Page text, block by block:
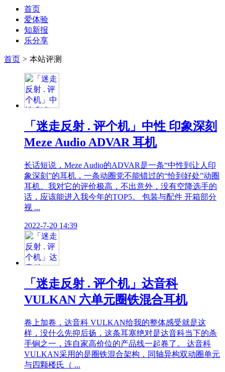
首页
爱体验
知新报
乐分享
首页 > 本站评测
「迷走反射 . 评个机」中性 印象深刻
Meze Audio ADVAR 耳机
长话短说，Meze Audio的ADVAR是一条“中性到让人印
象深刻”的耳机，一条动圈党不能错过的“恰到好处”动圈
耳机。我对它的评价极高，不出意外，没有空降选手的
话，应该能进入我今年的TOP5。 包装与配件 开箱部分
视 ...
2022-7-20 14:39
「迷走反射 . 评个机」达音科
VULKAN 六单元圈铁混合耳机
卷上加卷，达音科 VULKAN给我的整体感受就是这
样，没什么先抑后扬，这条耳塞绝对是达音科当下的杀
手锏之一，连自家高价位的产品线一起卷了。 达音科
VULKAN采用的是圈铁混合架构，同轴异构双动圈单元
与四颗楼氏（ ...